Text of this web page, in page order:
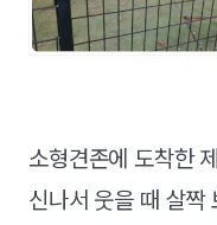
소형견존에 도착한
신나서 웃을 때 살짝